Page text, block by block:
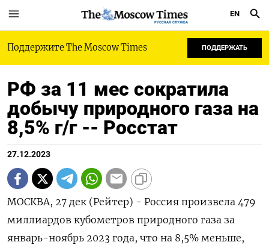
РУССКАЯ СЛУЖБА
EN
Поддержите The Moscow Times ПОДДЕРЖАТЬ
РФ за 11 мес сократила
добычу природного газа на
8,5% г/г -- Росстат
27.12.2023
МОСКВА, 27 дек (Рейтер) - Россия произвела 479
миллиардов кубометров природного газа за
январь-ноябрь 2023 года, что на 8,5% меньше,